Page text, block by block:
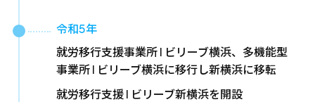
令和5年
就労移行支援事業所 I ビリーブ横浜、多機能型
事業所 I ビリーブ横浜に移行し新横浜に移転
就労移行支援 I ビリーブ新横浜を開設